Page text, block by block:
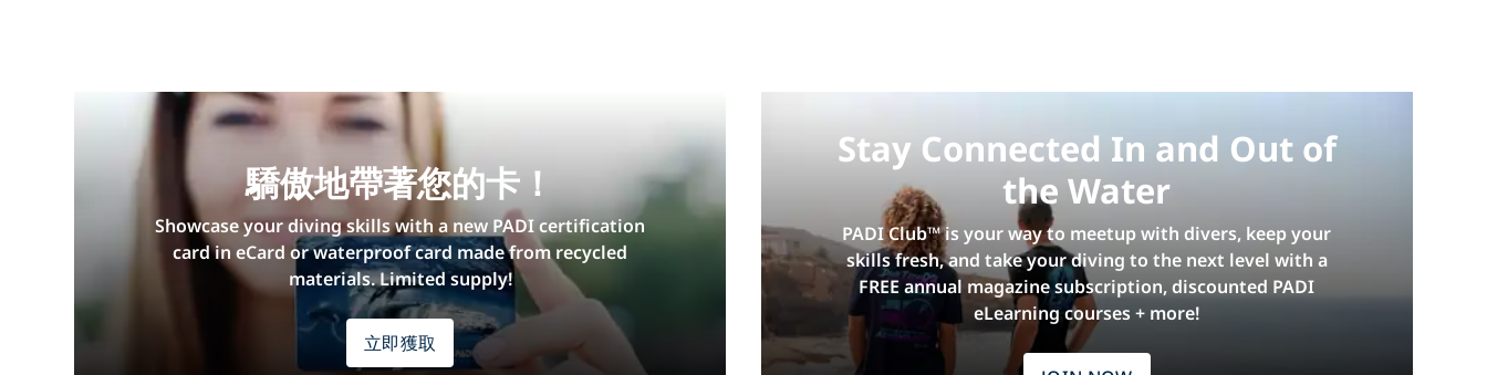
驕傲地帶著您的卡！
Showcase your diving skills with a new PADI certification
card in eCard or waterproof card made from recycled
materials. Limited supply!
立即獲取
Stay Connected In and Out of
the Water
PADI Club™ is your way to meetup with divers, keep your
skills fresh, and take your diving to the next level with a
FREE annual magazine subscription, discounted PADI
eLearning courses + more!